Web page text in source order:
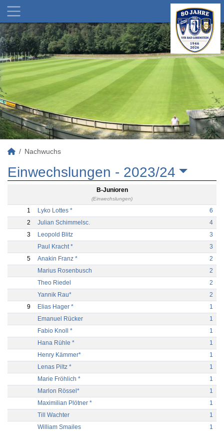
Nachwuchs
Einwechslungen - 2023/24
B-Junioren
(Einwechslungen)
1 Lyko Lottes *
6
2
Julian Schimmelsc.
4
3
Leopold Blitz
3
Paul Kracht *
3
5
Anakin Franz *
2
Marius Rosenbusch
2
Theo Riedel
2
Yannik Rau*
2
9
Elias Hager *
1
Emanuel Rücker
1
Fabio Knoll *
1
Hana Rühle *
1
Henry Kämmer*
1
Lenas Piltz *
1
Marie Fröhlich *
1
Marlon Rössel*
1
Maximilian Plötner *
1
Till Wachter
1
William Smailes
1